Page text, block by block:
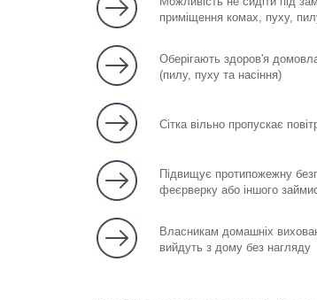
приміщення комах, пуху,
Оберігають здоров'я
(пилу, пуху та насіння)
Сітка вільно пропускає
Підвищує протипожежну
феєрверку або іншого
Власникам домашніх
вийдуть з дому без нагляду